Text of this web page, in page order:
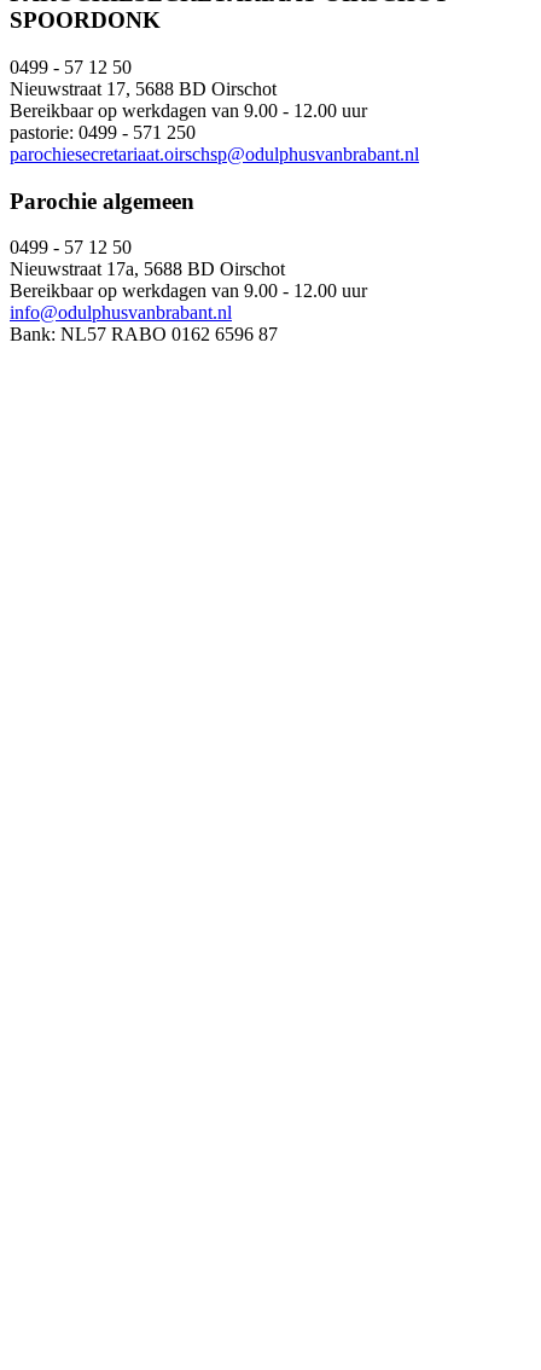
SPOORDONK
0499 - 57 12 50
Nieuwstraat 17, 5688 BD Oirschot
Bereikbaar op werkdagen van 9.00 - 12.00 uur
pastorie: 0499 - 571 250
parochiesecretariaat.oirschsp@odulphusvanbrabant.nl
Parochie algemeen
0499 - 57 12 50
Nieuwstraat 17a, 5688 BD Oirschot
Bereikbaar op werkdagen van 9.00 - 12.00 uur
info@odulphusvanbrabant.nl
Bank: NL57 RABO 0162 6596 87